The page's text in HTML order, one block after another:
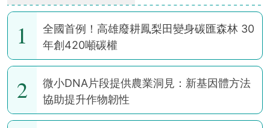
1
全國首例！高雄廢耕鳳梨田變身碳匯森林 30
年創420噸碳權
2
微小DNA片段提供農業洞見：新基因體方法
協助提升作物韌性